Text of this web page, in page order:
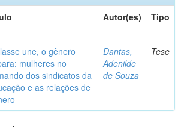
Autor(es) Tipo
une, o gênero
mulheres no
dos sindicatos da
e as relações de
Dantas,
Adenilde
de Souza
Tese